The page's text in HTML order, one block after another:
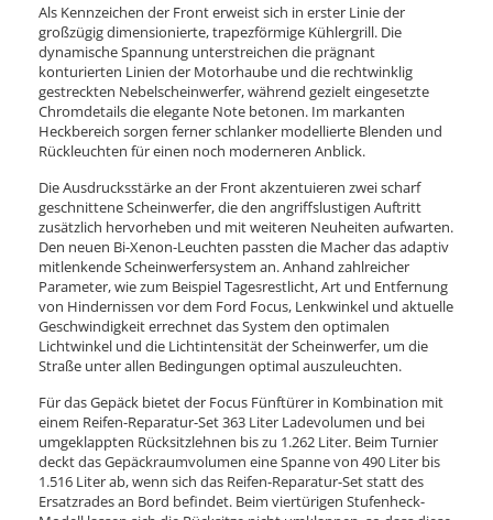
Als Kennzeichen der Front erweist sich in erster Linie der
großzügig dimensionierte, trapezförmige Kühlergrill. Die
dynamische Spannung unterstreichen die prägnant
konturierten Linien der Motorhaube und die rechtwinklig
gestreckten Nebelscheinwerfer, während gezielt eingesetzte
Chromdetails die elegante Note betonen. Im markanten
Heckbereich sorgen ferner schlanker modellierte Blenden und
Rückleuchten für einen noch moderneren Anblick.
Die Ausdrucksstärke an der Front akzentuieren zwei scharf
geschnittene Scheinwerfer, die den angriffslustigen Auftritt
zusätzlich hervorheben und mit weiteren Neuheiten aufwarten.
Den neuen Bi-Xenon-Leuchten passten die Macher das adaptiv
mitlenkende Scheinwerfersystem an. Anhand zahlreicher
Parameter, wie zum Beispiel Tagesrestlicht, Art und Entfernung
von Hindernissen vor dem Ford Focus, Lenkwinkel und aktuelle
Geschwindigkeit errechnet das System den optimalen
Lichtwinkel und die Lichtintensität der Scheinwerfer, um die
Straße unter allen Bedingungen optimal auszuleuchten.
Für das Gepäck bietet der Focus Fünftürer in Kombination mit
einem Reifen-Reparatur-Set 363 Liter Ladevolumen und bei
umgeklappten Rücksitzlehnen bis zu 1.262 Liter. Beim Turnier
deckt das Gepäckraumvolumen eine Spanne von 490 Liter bis
1.516 Liter ab, wenn sich das Reifen-Reparatur-Set statt des
Ersatzrades an Bord befindet. Beim viertürigen Stufenheck-